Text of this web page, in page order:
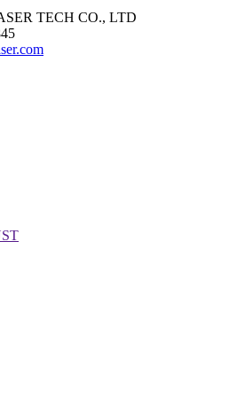
TECH CO., LTD